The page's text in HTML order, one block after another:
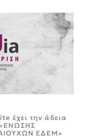
έχει την άδεια
ΕΔΕΜ»